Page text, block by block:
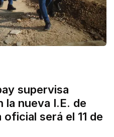
supervisa
la nueva I.E. de
será el 11 de